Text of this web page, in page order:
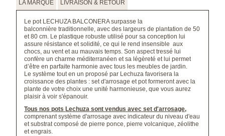
LA MARQUE LIVRAISON & RETOUR
Le pot LECHUZA BALCONERA surpasse la
balconnière traditionnelle, avec des largeurs de plantation de 50
et 80 cm. Le plastique robuste utilisé pour sa conception lui
assure résistance et solidité, ce qui le rend insensible aux
chocs, au vent et au mauvais temps. Son aspect tressé lui
confère un charme méditerranéen et sa légèreté et lui permet
d’être en parfaite harmonie avec tous les meubles de jardin.
Le système tout en un proposé par Lechuza favorisera la
croissance des plantes : set d'arrosage et pot formeront avec la
plante de votre choix une unité harmonieuse, que vous aurez
plaisir à voir s'épanouir.
Tous nos pots Lechuza sont vendus avec set d'arrosage,
comprenant système d'arrosage avec indicateur du niveau d'eau
et substrat composé de pierre ponce, pierre volcanique, zéolithe
et engrais.